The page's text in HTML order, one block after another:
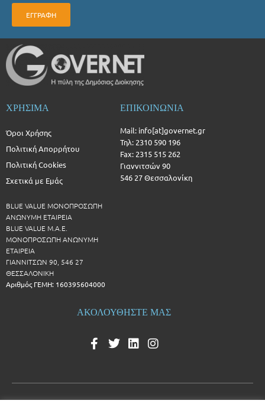
ΕΓΓΡΑΦΗ
ΧΡΗΣΙΜΑ
Όροι Χρήσης
Πολιτική Απορρήτου
Πολιτική Cookies
Σχετικά με Εμάς
BLUE VALUE ΜΟΝΟΠΡΟΣΩΠΗ
ΑΝΩΝΥΜΗ ΕΤΑΙΡΕΙΑ
BLUE VALUE Μ.Α.Ε.
ΜΟΝΟΠΡΟΣΩΠΗ ΑΝΩΝΥΜΗ
ΕΤΑΙΡΕΙΑ
ΓΙΑΝΝΙΤΣΩΝ 90, 546 27
ΘΕΣΣΑΛΟΝΙΚΗ
Αριθμός ΓΕΜΗ: 160395604000
ΕΠΙΚΟΙΝΩΝΙΑ
Mail: info[at]governet.gr
Τηλ: 2310 590 196
Fax: 2315 515 262
Γιαννιτσών 90
546 27 Θεσσαλονίκη
ΑΚΟΛΟΥΘΗΣΤΕ ΜΑΣ